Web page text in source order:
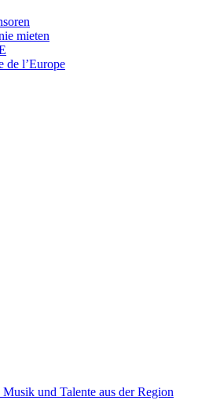
mieten
de l’Europe
und Talente aus der Region